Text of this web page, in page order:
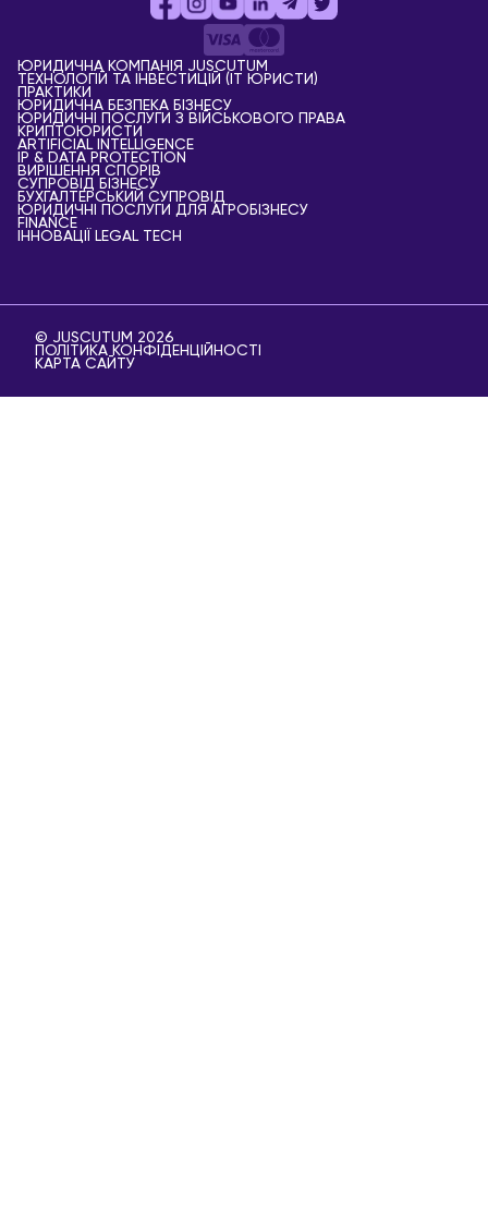
ЮРИДИЧНА КОМПАНІЯ JUSCUTUM
ТЕХНОЛОГІЙ ТА ІНВЕСТИЦІЙ (IT ЮРИСТИ)
ПРАКТИКИ
ЮРИДИЧНА БЕЗПЕКА БІЗНЕСУ
ЮРИДИЧНІ ПОСЛУГИ З ВІЙСЬКОВОГО ПРАВА
КРИПТОЮРИСТИ
АRTIFICIAL ІNTELLIGENCE
IP & DATA PROTECTION
ВИРІШЕННЯ СПОРІВ
СУПРОВІД БІЗНЕСУ
БУХГАЛТЕРСЬКИЙ СУПРОВІД
ЮРИДИЧНІ ПОСЛУГИ ДЛЯ АГРОБІЗНЕСУ
FINANCE
ІННОВАЦІЇ LEGAL TECH
© JUSCUTUM 2026
ПОЛІТИКА КОНФІДЕНЦІЙНОСТІ
КАРТА САЙТУ